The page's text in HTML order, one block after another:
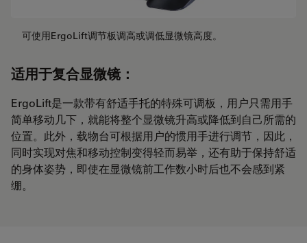
可使用ErgoLift调节板调高或调低显微镜高度。
适用于复合显微镜：
ErgoLift是一款带有舒适手托的特殊可调板，用户只需用手
简单移动几下，就能将整个显微镜升高或降低到自己所需的
位置。此外，载物台可根据用户的惯用手进行调节，因此，
同时实现对焦和移动控制变得轻而易举，还有助于保持舒适
的身体姿势，即使在显微镜前工作数小时后也不会感到紧
绷。